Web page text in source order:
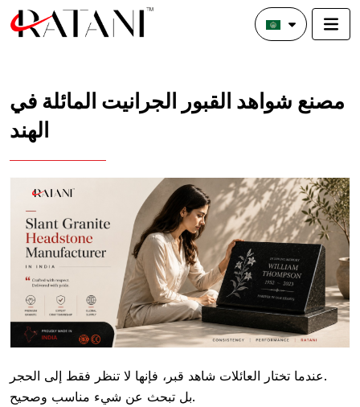
مصنع شواهد القبور الجرانيت المائلة في
الهند
عندما تختار العائلات شاهد قبر، فإنها لا تنظر فقط إلى الحجر.
بل تبحث عن شيء مناسب وصحيح.